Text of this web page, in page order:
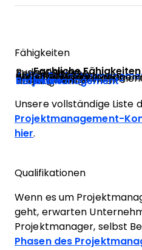
Fähigkeiten
Fachliche Fähigkeiten
Budgetierung
Terminplanung
Kommunikation
Agiles
und andere Methoden
Stakeholder-
Strategisches Projektmanagement
Nutzung von
Projektmanagement-Software
Unsere vollständige Liste
Projektmanagement-
hier.
Qualifikationen
Wenn es um
geht, erwarten
Projektmanager, selbst
Phasen des